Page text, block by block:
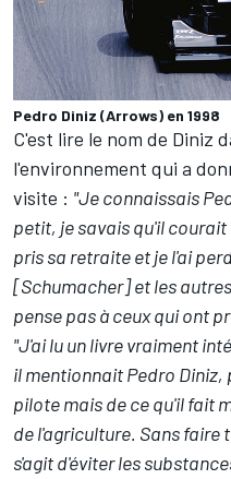
Pedro Diniz (Arrows) en 1998
C'est lire le nom de Diniz
l'environnement qui a
visite : "Je connaissais
petit, je savais qu'il courait
pris sa retraite et je l'ai
[Schumacher] et les
pense pas à ceux qui ont
"J'ai lu un livre vraiment
il mentionnait Pedro Diniz,
pilote mais de ce qu'il fait
de l'agriculture. Sans faire
s'agit d'éviter les